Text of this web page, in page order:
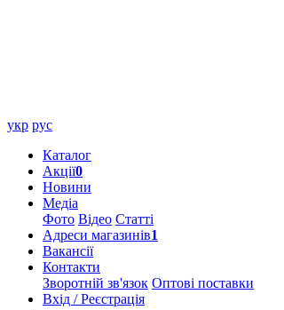
укр рус
Каталог
Акції0
Новини
Медіа
Фото Відео Статті
Адреси магазинів1
Вакансії
Контакти
Зворотній зв'язок Оптові поставки
Вхід / Реєстрація